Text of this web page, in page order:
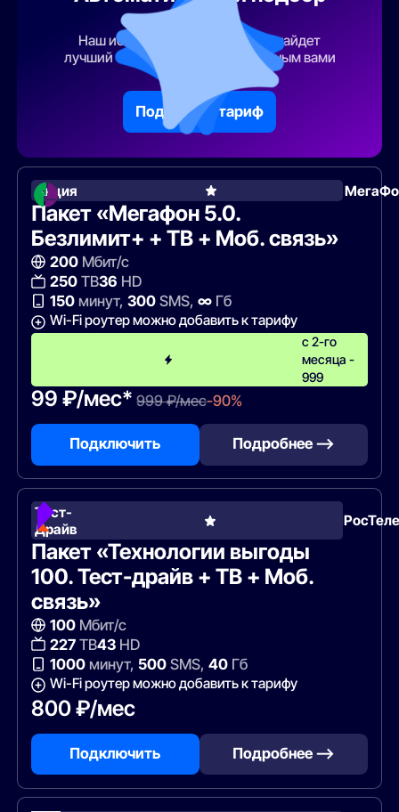
тарифа
Наш искусственный интеллект найдет
лучший тарифный план по указанным вами
Подобрать тариф
Акция
Пакет «Мегафон 5.0.
Безлимит+ + ТВ + Моб. связь»
200Мбит/с
250ТВ36 HD
150минут, 300SMS, ∞Гб
Wi-Fi роутер можно добавить к тарифу
с 2-го
месяца -
999
99 ₽/мес* 999 ₽/мес-90%
Подключить Подробнее —>
Тест-
Драйв
Пакет «Технологии выгоды
100. Тест-драйв + ТВ + Моб.
связь»
100Мбит/с
227ТВ43HD
1000минут, 500SMS, 40Гб
Wi-Fi роутер можно добавить к тарифу
800 ₽/мес
Подключить Подробнее —>